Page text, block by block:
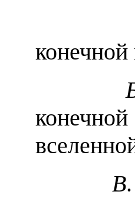
конечной
B